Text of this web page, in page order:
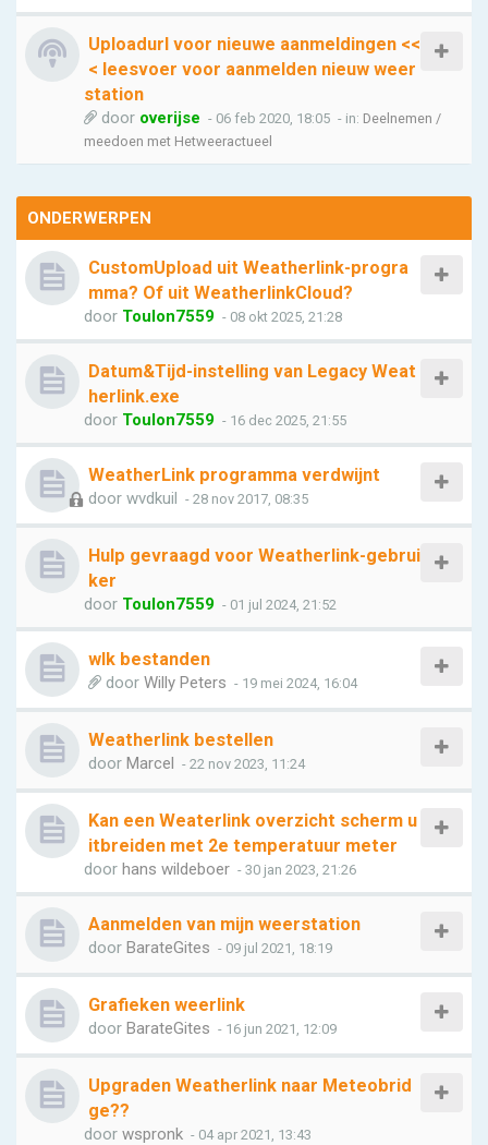
Uploadurl voor nieuwe aanmeldingen <<
< leesvoer voor aanmelden nieuw weer
station
door overijse - 06 feb 2020, 18:05 - in: Deelnemen /
meedoen met Hetweeractueel
ONDERWERPEN
CustomUpload uit Weatherlink-progra
mma? Of uit WeatherlinkCloud?
door Toulon7559 - 08 okt 2025, 21:28
Datum&Tijd-instelling van Legacy Weat
herlink.exe
door Toulon7559 - 16 dec 2025, 21:55
WeatherLink programma verdwijnt
door wvdkuil - 28 nov 2017, 08:35
Hulp gevraagd voor Weatherlink-gebrui
ker
door Toulon7559 - 01 jul 2024, 21:52
wlk bestanden
door Willy Peters - 19 mei 2024, 16:04
Weatherlink bestellen
door Marcel - 22 nov 2023, 11:24
Kan een Weaterlink overzicht scherm u
itbreiden met 2e temperatuur meter
door hans wildeboer - 30 jan 2023, 21:26
Aanmelden van mijn weerstation
door BarateGites - 09 jul 2021, 18:19
Grafieken weerlink
door BarateGites - 16 jun 2021, 12:09
Upgraden Weatherlink naar Meteobrid
ge??
door wspronk - 04 apr 2021, 13:43